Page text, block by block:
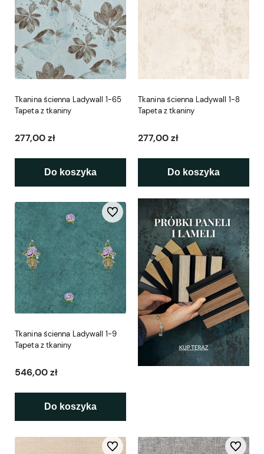
Tkanina ścienna Ladywall 1-65
Tapeta z tkaniny
277,00 zł
Do koszyka
Tkanina ścienna Ladywall 1-8
Tapeta z tkaniny
277,00 zł
Do koszyka
Tkanina ścienna Ladywall 1-9
Tapeta z tkaniny
546,00 zł
Do koszyka
Do ulubionych
Do ulubionych Do